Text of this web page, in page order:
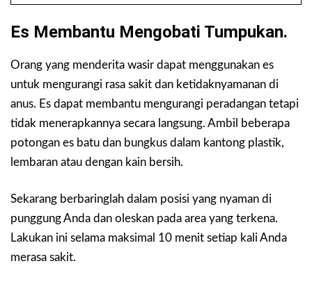
Es Membantu Mengobati Tumpukan.
Orang yang menderita wasir dapat menggunakan es
untuk mengurangi rasa sakit dan ketidaknyamanan di
anus. Es dapat membantu mengurangi peradangan tetapi
tidak menerapkannya secara langsung. Ambil beberapa
potongan es batu dan bungkus dalam kantong plastik,
lembaran atau dengan kain bersih.
Sekarang berbaringlah dalam posisi yang nyaman di
punggung Anda dan oleskan pada area yang terkena.
Lakukan ini selama maksimal 10 menit setiap kali Anda
merasa sakit.